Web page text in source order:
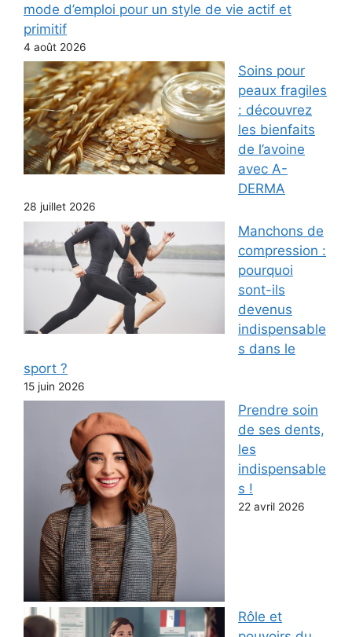
mode d’emploi pour un style de vie actif et
primitif
4 août 2026
Soins pour
peaux fragiles
: découvrez
les bienfaits
de l’avoine
avec A-
DERMA
28 juillet 2026
Manchons de
compression :
pourquoi
sont-ils
devenus
indispensable
s dans le
sport ?
15 juin 2026
Prendre soin
de ses dents,
les
indispensable
s !
22 avril 2026
Rôle et